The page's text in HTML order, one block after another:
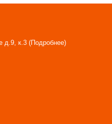
д.9, к.3 (Подробнее)